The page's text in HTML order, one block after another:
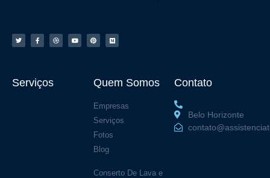
Serviços Quem Somos
Empresas
Serviços
Fotos
Blog
Conserto De Lava e
Contato
Belo Horizonte